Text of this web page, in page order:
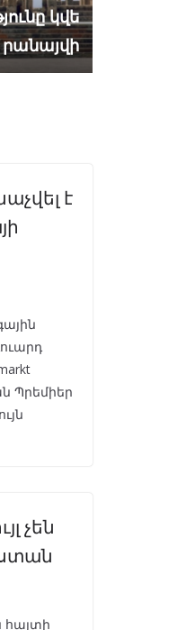
կվե
րանայվի
է
Պրեմիեր
չեն
հայտի